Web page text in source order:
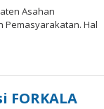
Asahan
Pemasyarakatan. Hal